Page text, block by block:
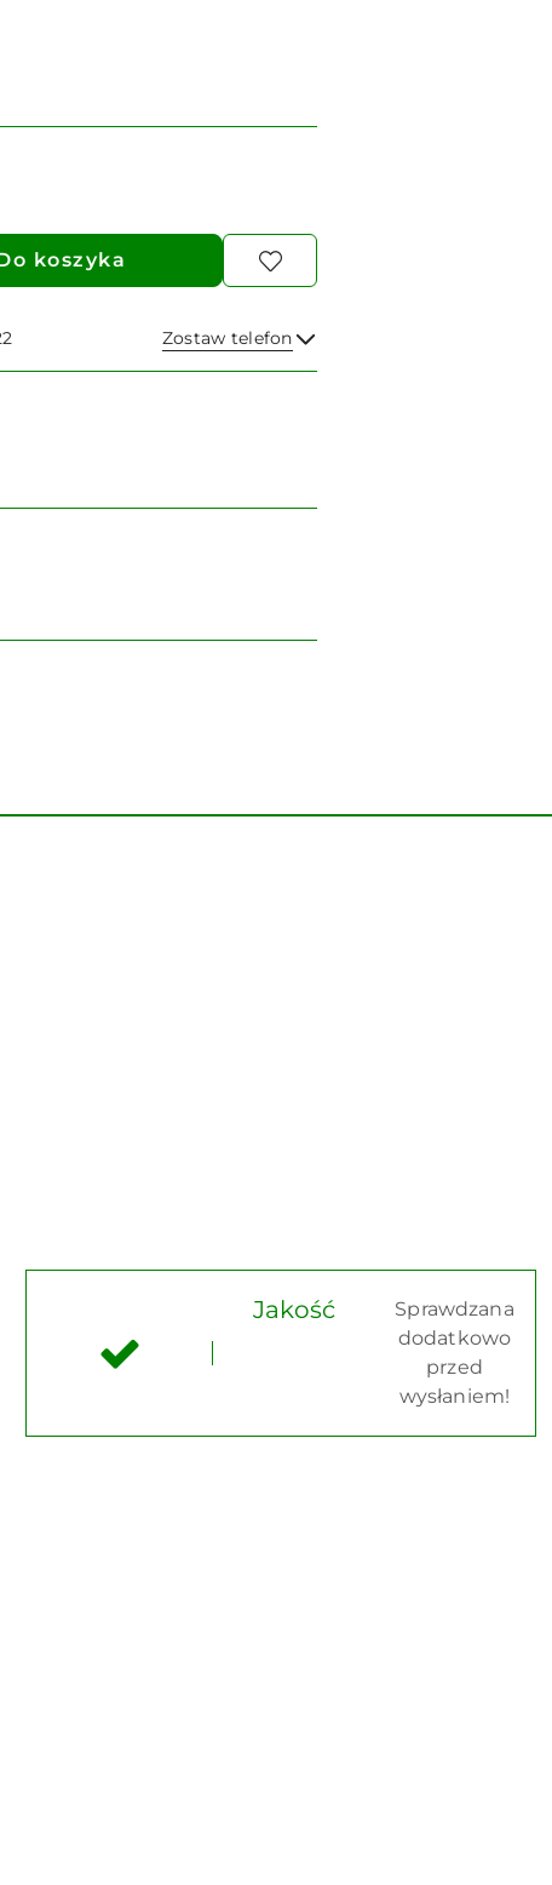
koszyka
Zostaw telefon
Wyślij
Jakość
Sprawdzana
dodatkowo
przed
wysłaniem!